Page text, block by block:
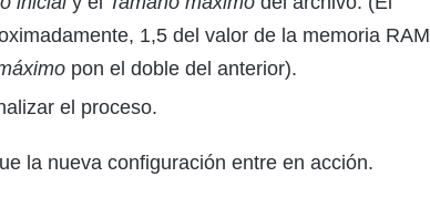
1,5 del valor de la memoria RAM
pon el doble del anterior).
el proceso.
la nueva configuración entre en acción.